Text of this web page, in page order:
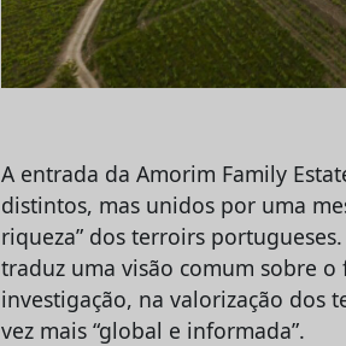
A entrada da Amorim Family
distintos, mas unidos por uma
riqueza” dos terroirs
traduz uma visão comum sobre
investigação, na valorização dos
vez mais “global e informada”.